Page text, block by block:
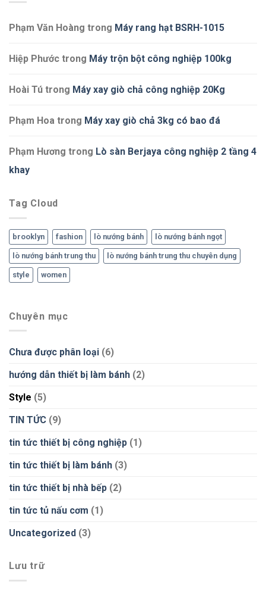
Phạm Văn Hoàng trong Máy rang hạt BSRH-1015
Hiệp Phước trong Máy trộn bột công nghiệp 100kg
Hoài Tú trong Máy xay giò chả công nghiệp 20Kg
Phạm Hoa trong Máy xay giò chả 3kg có bao đá
Phạm Hương trong Lò sàn Berjaya công nghiệp 2 tầng 4
khay
Tag Cloud
brooklyn fashion lò nướng bánh lò nướng bánh ngọt
lò nướng bánh trung thu lò nướng bánh trung thu chuyên dụng
style women
Chuyên mục
Chưa được phân loại (6)
hướng dẫn thiết bị làm bánh (2)
Style (5)
TIN TỨC (9)
tin tức thiết bị công nghiệp (1)
tin tức thiết bị làm bánh (3)
tin tức thiết bị nhà bếp (2)
tin tức tủ nấu cơm (1)
Uncategorized (3)
Lưu trữ